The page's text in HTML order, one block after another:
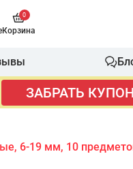
0
Корзина
ЗАБРАТЬ КУПОН
6-19 мм, 10